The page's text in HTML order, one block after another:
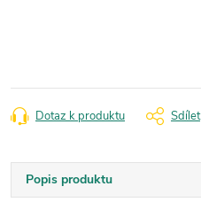
Dotaz k produktu Sdílet
Popis produktu